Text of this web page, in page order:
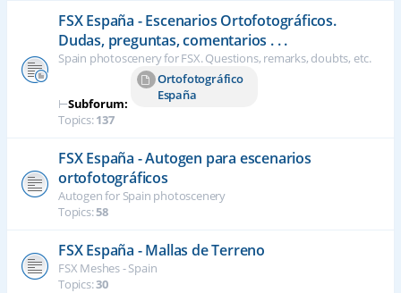
FSX España - Escenarios Ortofotográficos.
Dudas, preguntas, comentarios . . .
Spain photoscenery for FSX. Questions, remarks, doubts, etc.
⊢Subforum:
Ortofotográfico
España
Topics:137
FSX España - Autogen para escenarios
ortofotográficos
Autogen for Spain photoscenery
Topics:58
FSX España - Mallas de Terreno
FSX Meshes - Spain
Topics:30